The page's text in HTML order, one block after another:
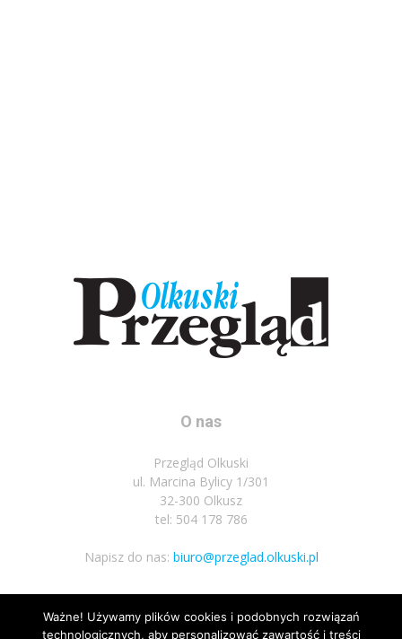
O nas
Przegląd Olkuski
ul. Marcina Bylicy 1/301
32-300 Olkusz
tel: 504 178 786
Napisz do nas: biuro@przeglad.olkuski.pl
Podążaj za nami
Ważne! Używamy plików cookies i podobnych rozwiązań
technologicznych, aby personalizować zawartość i treści